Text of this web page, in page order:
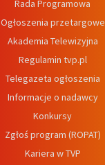
Rada Programowa
Ogłoszenia przetargowe
Akademia Telewizyjna
Regulamin tvp.pl
Telegazeta ogłoszenia
Informacje o nadawcy
Konkursy
Zgłoś program (ROPAT)
Kariera w TVP